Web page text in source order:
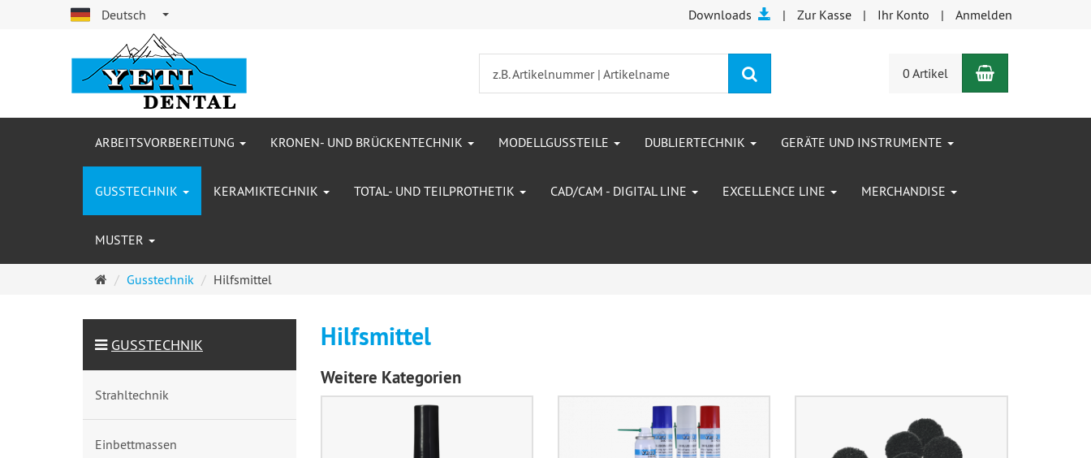
Deutsch Downloads Zur Kasse Ihr Konto Anmelden
0 Artikel Warenkorb
ARBEITSVORBEREITUNG KRONEN- UND BRÜCKENTECHNIK MODELLGUSSTEILE DUBLIERTECHNIK GERÄTE UND INSTRUMENTE
GUSSTECHNIK KERAMIKTECHNIK TOTAL- UND TEILPROTHETIK CAD/CAM - DIGITAL LINE EXCELLENCE LINE MERCHANDISE
MUSTER
Startseite
Gusstechnik Hilfsmittel
Hilfsmittel
Weitere Kategorien
GUSSTECHNIK
Strahltechnik
Einbettmassen